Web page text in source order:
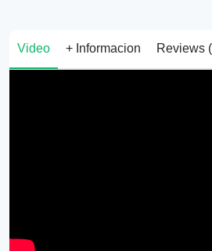
Video + Informacion